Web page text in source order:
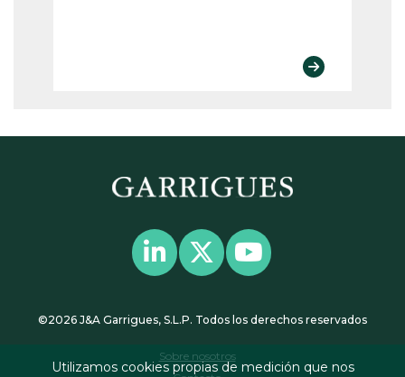
©2026 J&A Garrigues, S.L.P. Todos los derechos reservados
Sobre nosotros
Utilizamos cookies propias de medición que nos